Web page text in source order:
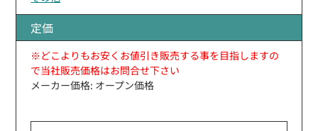
定価
※どこよりもお安くお値引き販売する事を目指しますの
で当社販売価格はお問合せ下さい
メーカー価格: オープン価格